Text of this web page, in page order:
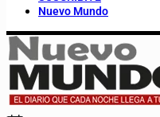
Nuevo Mundo